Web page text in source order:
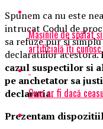
Spunem ca nu este
intrucat Codul de
sa refuze pur si
declaratiilor acestora.
cazul suspectilor si
pe anchetator sa
declaratia.
Prezentam
Mașinile de spălat
artificială îți
Cum ar fi dacă